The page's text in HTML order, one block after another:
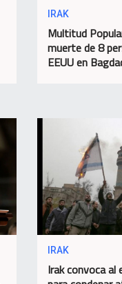
IRAK
Multitud
muerte de 8
EEUU en
IRAK
Irak convoca al